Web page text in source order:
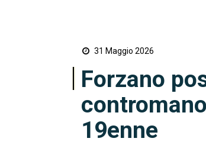
31 Maggio 2026
Forzano
19enne